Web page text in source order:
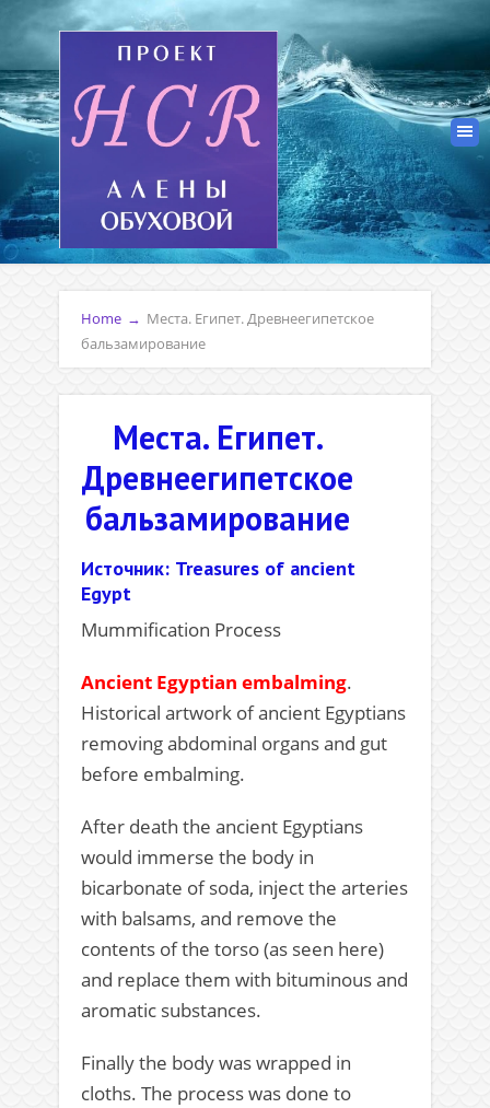
Home → Места. Египет. Древнеегипетское
бальзамирование
Места. Египет.
Древнеегипетское
бальзамирование
Источник: Treasures of ancient
Egypt
Mummification Process
Ancient Egyptian embalming.
Historical artwork of ancient Egyptians
removing abdominal organs and gut
before embalming.
After death the ancient Egyptians
would immerse the body in
bicarbonate of soda, inject the arteries
with balsams, and remove the
contents of the torso (as seen here)
and replace them with bituminous and
aromatic substances.
Finally the body was wrapped in
cloths. The process was done to